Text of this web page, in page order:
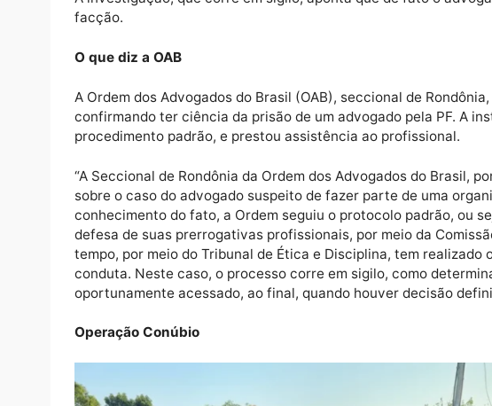
A investigação, que corre em sigilo, aponta que de fato
facção.
O que diz a OAB
A Ordem dos Advogados do Brasil (OAB), seccional de
procedimento padrão, e prestou assistência ao